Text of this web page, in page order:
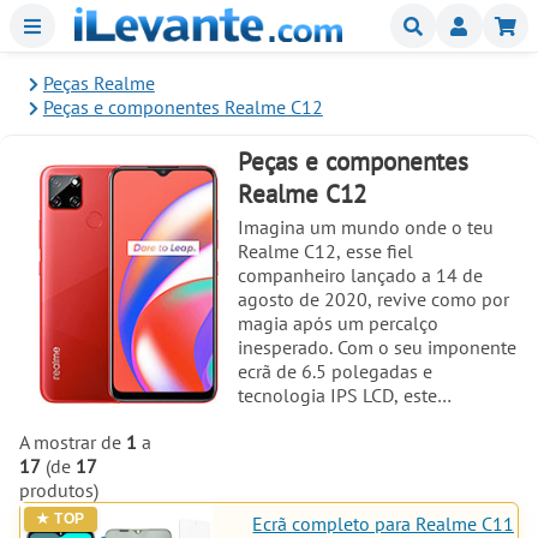
Menu Buscar
Peças Realme
Peças e componentes Realme C12
Peças e componentes
Realme C12
Imagina um mundo onde o teu
Realme C12, esse fiel
companheiro lançado a 14 de
agosto de 2020, revive como por
magia após um percalço
inesperado. Com o seu imponente
ecrã de 6.5 polegadas e
tecnologia IPS LCD, este
sobressalentes. Não é apenas um
A mostrar de 1 a
17 (de 17
produtos)
Ecrã completo para Realme C11